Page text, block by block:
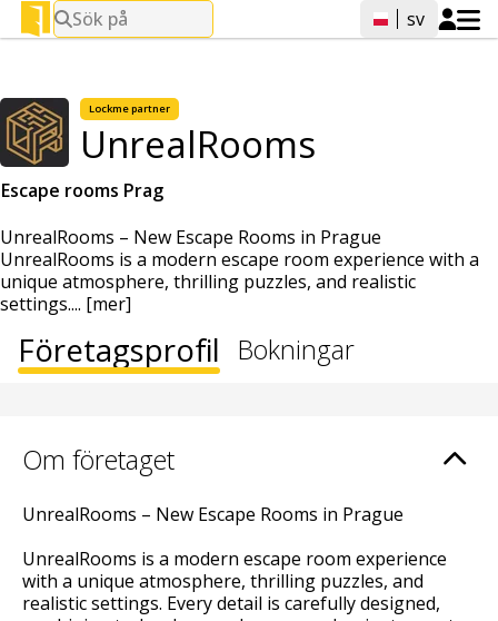
Sök på sv
Lockme partner
UnrealRooms
Escape rooms Prag
UnrealRooms – New Escape Rooms in Prague
UnrealRooms is a modern escape room experience with a
unique atmosphere, thrilling puzzles, and realistic
settings.... [mer]
Företagsprofil Bokningar
Om företaget
UnrealRooms – New Escape Rooms in Prague
UnrealRooms is a modern escape room experience
with a unique atmosphere, thrilling puzzles, and
realistic settings. Every detail is carefully designed,